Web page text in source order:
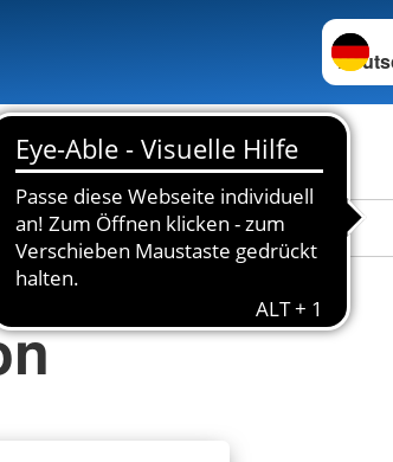
Spenden Das DRK
-